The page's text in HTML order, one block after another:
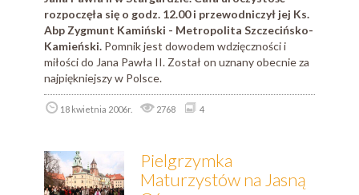
rozpoczęła się o godz. 12.00 i przewodniczył jej Ks.
Abp Zygmunt Kamiński - Metropolita Szczecińsko-
Kamieński. Pomnik jest dowodem wdzięczności i
miłości do Jana Pawła II. Został on uznany obecnie za
najpiękniejszy w Polsce.
18 kwietnia 2006r. 2768 4
Pielgrzymka
Maturzystów na Jasną